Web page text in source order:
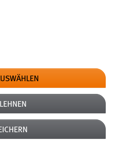
FÜR
OTH AMBERG-
und
fördert